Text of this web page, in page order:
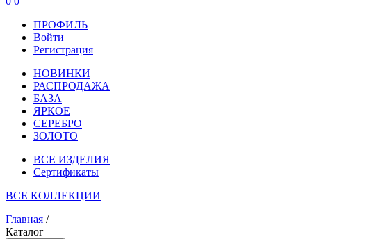
ПРОФИЛЬ
Войти
Регистрация
НОВИНКИ
РАСПРОДАЖА
БАЗА
ЯРКОЕ
СЕРЕБРО
ЗОЛОТО
ВСЕ ИЗДЕЛИЯ
Сертификаты
ВСЕ КОЛЛЕКЦИИ
Главная /
Каталог